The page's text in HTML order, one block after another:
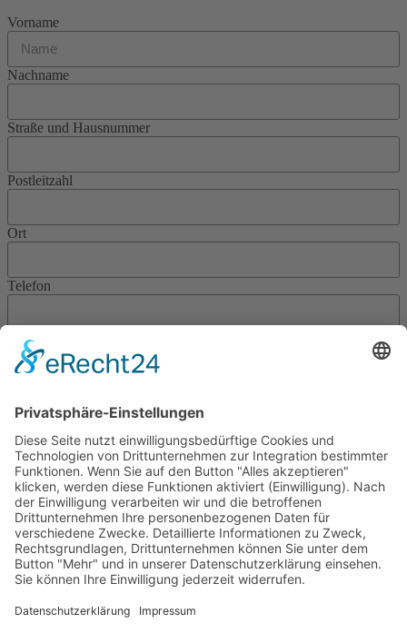
Vorname
Nachname
Straße und Hausnummer
Postleitzahl
Ort
Telefon
Mobil
Ich wünsche einen Beratungstermin am*
um
zu folgendem Einrichtungsbereich*
Die Datenschutzerklärung habe ich gelesen und erkläre mich